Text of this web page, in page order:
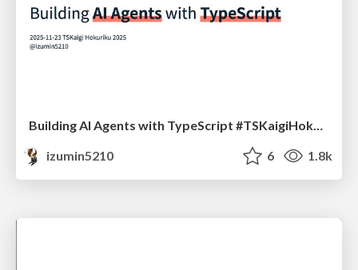
Building AI Agents with TypeScript #TSKaigiHokuriku
izumin5210
6 1.8k